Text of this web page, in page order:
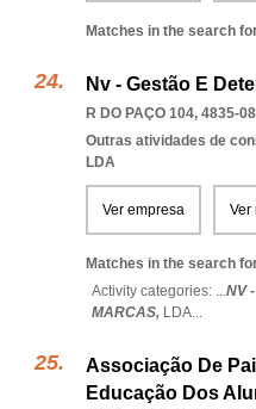
Matches in the search
Nv - Gestão E
R DO PAÇO 104, 4835-
Outras atividades de
LDA
Ver empresa Ver
Matches in the search
Activity categories: ...NV
MARCAS, LDA...
Associação De
Educação Dos